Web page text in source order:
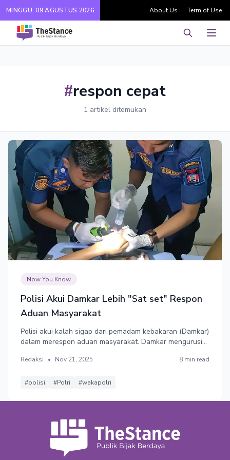
MINGGU, 09 AGUSTUS 2026 About Us Term of Use
Pencarian
#respon cepat
1 artikel ditemukan
Now You Know
Polisi Akui Damkar Lebih "Sat set" Respon
Aduan Masyarakat
Polisi akui kalah sigap dari pemadam kebakaran (Damkar)
dalam merespon aduan masyarakat. Damkar mengurusi
hingga kucing naik pohon tidak bisa turun.
Redaksi • Nov 21, 2025 8 min read
#polisi #Polri #wakapolri